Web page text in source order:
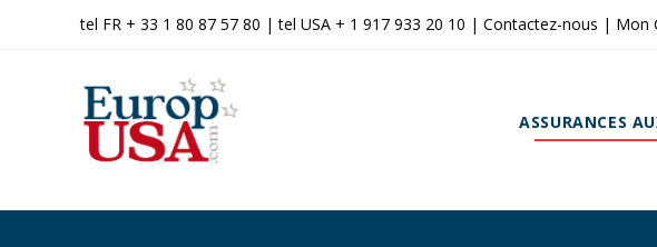
tel FR + 33 1 80 87 57 80 | tel USA + 1 917 933 20 10 | Contactez-nous | Mon
ASSURANCES